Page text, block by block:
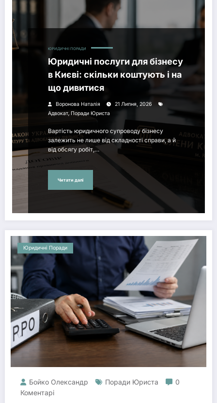
ЮРИДИЧНІ ПОРАДИ
Юридичні послуги для бізнесу
в Києві: скільки коштують і на
що дивитися
Воронова Наталія
21 Липня, 2026
Адвокат, Поради Юриста
Вартість юридичного супроводу бізнесу
залежить не лише від складності справи, а й
від обсягу робіт,…
Читати далі
Юридичні Поради
Бойко Олександр Поради Юриста
0
Коментарі